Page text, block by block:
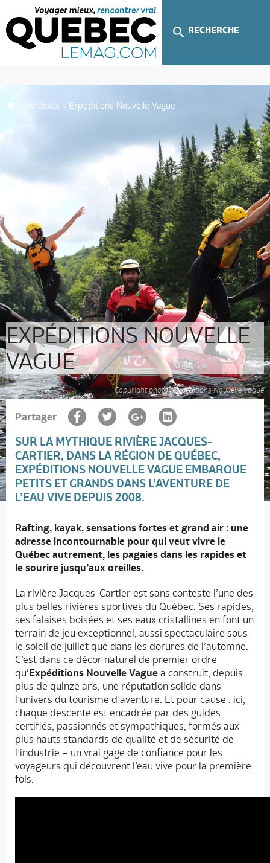
RECHERCHE
Adresses » Expéditions Nouvelle Vague
EXPÉDITIONS NOUVELLE
VAGUE
Copyright photo : Expéditions Nouvelle Vague
Partager
SUR LA MYTHIQUE RIVIÈRE JACQUES-
CARTIER, DANS LA RÉGION DE QUÉBEC,
EXPÉDITIONS NOUVELLE VAGUE EMBARQUE
PETITS ET GRANDS DANS L’AVENTURE DE
L’EAU VIVE DEPUIS 2008.
Rafting, kayak, sensations fortes et grand air : une
adresse incontournable pour qui veut vivre le
Québec autrement, les pagaies dans les rapides et
le sourire jusqu’aux oreilles.
La rivière Jacques-Cartier est sans conteste l’une des
plus belles rivières sportives du Québec. Ses rapides,
ses falaises boisées et ses eaux cristallines en font un
terrain de jeu exceptionnel, aussi spectaculaire sous
le soleil de juillet que dans les dorures de l’automne.
C’est dans ce décor naturel de premier ordre
qu’Expéditions Nouvelle Vague a construit, depuis
plus de quinze ans, une réputation solide dans
l’univers du tourisme d’aventure. Et pour cause : ici,
chaque descente est encadrée par des guides
certifiés, passionnés et sympathiques, formés aux
plus hauts standards de qualité et de sécurité de
l’industrie – un vrai gage de confiance pour les
voyageurs qui découvrent l’eau vive pour la première
fois.